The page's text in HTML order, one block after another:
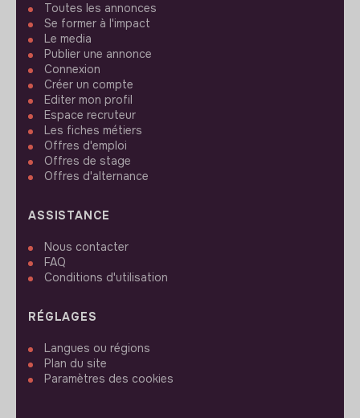
Toutes les annonces
Se former à l'impact
Le media
Publier une annonce
Connexion
Créer un compte
Editer mon profil
Espace recruteur
Les fiches métiers
Offres d'emploi
Offres de stage
Offres d'alternance
ASSISTANCE
Nous contacter
FAQ
Conditions d'utilisation
RÉGLAGES
Langues ou régions
Plan du site
Paramètres des cookies